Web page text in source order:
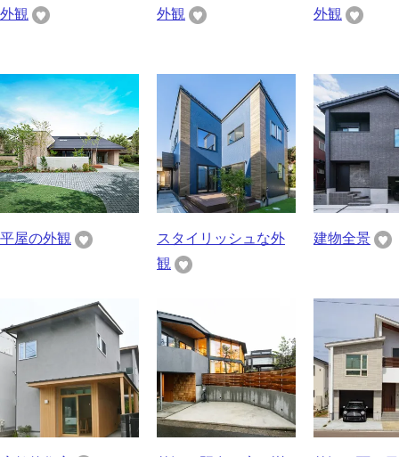
外観 外観 外観
平屋の外観
スタイリッシュな外
観
建物全景